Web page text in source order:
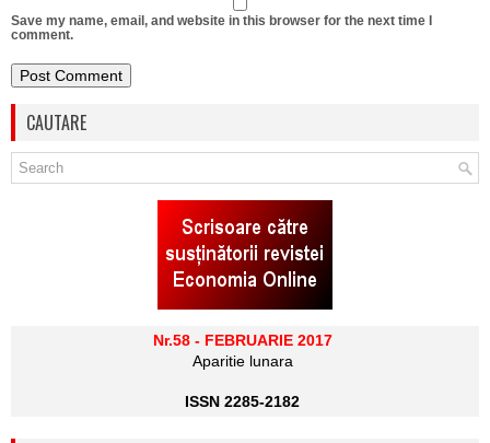
Save my name, email, and website in this browser for the next time I
comment.
CAUTARE
Nr.58 - FEBRUARIE 2017
Aparitie lunara
ISSN 2285-2182